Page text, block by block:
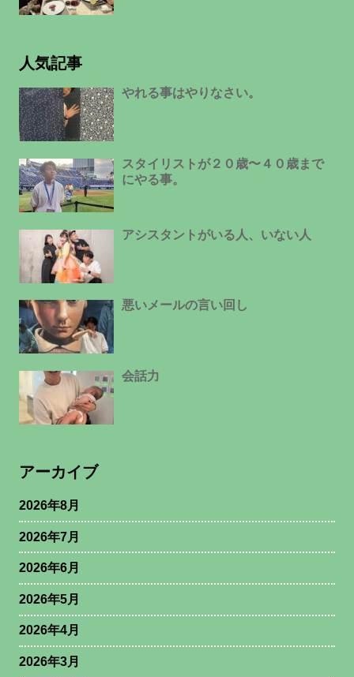
人気記事
やれる事はやりなさい。
スタイリストが２０歳〜４０歳まで
にやる事。
アシスタントがいる人、いない人
悪いメールの言い回し
会話力
アーカイブ
2026年8月
2026年7月
2026年6月
2026年5月
2026年4月
2026年3月